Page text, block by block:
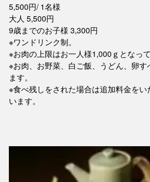
5,500円/ 1名様
大人 5,500円
9歳までのお子様 3,300円
※ワンドリンク制。
※お肉の上限はお一人様1,000ｇとなって
※お肉、お野菜、白ご飯、うどん、卵す
ます。
※食べ残しをされた場合は追加料金を
います。